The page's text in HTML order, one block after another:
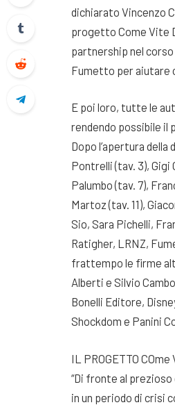
dichiarato Vincenzo
progetto Come Vite
partnership nel
Fumetto per aiutare
E poi loro, tutte le
rendendo possibile il
Dopo l’apertura della
Pontrelli (tav. 3), Gigi
Palumbo (tav. 7),
Martoz (tav. 11),
Sio, Sara Pichelli,
Ratigher, LRNZ,
frattempo le firme
Alberti e Silvio
Bonelli Editore,
Shockdom e Panini
IL PROGETTO
“Di fronte al
in un periodo di crisi